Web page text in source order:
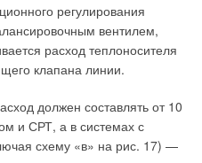
регулирования
вентилем,
расход теплоносителя
клапана линии.
должен составлять от 10
и СРТ, а в системах с
схему «в» на рис. 17) —